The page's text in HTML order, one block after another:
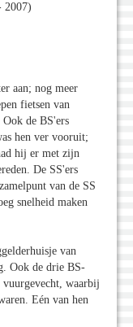
2007)
aan; nog meer
fietsen van
Ook de BS'ers
hen ver vooruit;
hij er met zijn
De SS'ers
van de SS
snelheid maken
van
Ook de drie BS-
waarbij
Eén van hen